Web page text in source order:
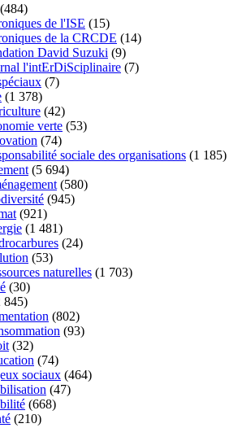
(484)
de l'ISE (15)
de la CRCDE (14)
David Suzuki (9)
l'intErDiSciplinaire (7)
(7)
(1 378)
(42)
verte (53)
(74)
sociale des organisations (1 185)
(5 694)
(580)
(945)
(921)
(1 481)
(24)
(53)
naturelles (1 703)
(30)
845)
(802)
(93)
(32)
(74)
sociaux (464)
(47)
(668)
(210)